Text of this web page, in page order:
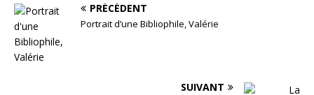
PRÉCÉDENT
Portrait d’une Bibliophile, Valérie
SUIVANT